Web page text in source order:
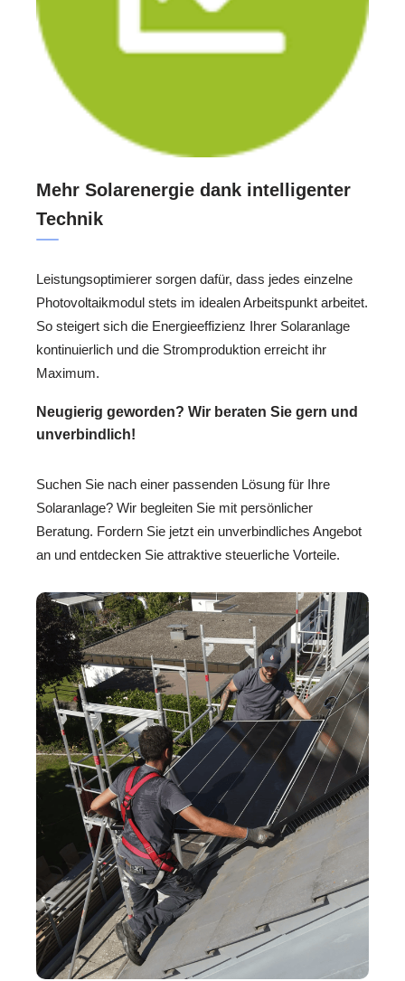
Mehr Solarenergie dank intelligenter
Technik
Leistungsoptimierer sorgen dafür, dass jedes einzelne
Photovoltaikmodul stets im idealen Arbeitspunkt arbeitet.
So steigert sich die Energieeffizienz Ihrer Solaranlage
kontinuierlich und die Stromproduktion erreicht ihr
Maximum.
Neugierig geworden? Wir beraten Sie gern und
unverbindlich!
Suchen Sie nach einer passenden Lösung für Ihre
Solaranlage? Wir begleiten Sie mit persönlicher
Beratung. Fordern Sie jetzt ein unverbindliches Angebot
an und entdecken Sie attraktive steuerliche Vorteile.